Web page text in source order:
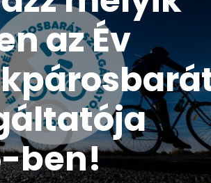
az Év
ben!